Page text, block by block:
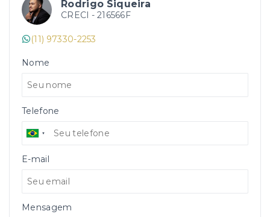
Rodrigo Siqueira
CRECI - 216566F
(11) 97330-2253
Nome
Telefone
E-mail
Mensagem